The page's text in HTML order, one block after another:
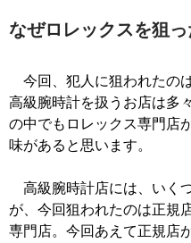
なぜロレックスを狙っ
今回、犯人に狙われたの
高級腕時計を扱うお店は多
の中でもロレックス専門店
味があると思います。
高級腕時計店には、いく
が、今回狙われたのは正規
専門店。今回あえて正規店